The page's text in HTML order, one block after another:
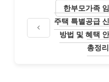
한부모가족
주택 특별공급
방법 및 혜택
총정리